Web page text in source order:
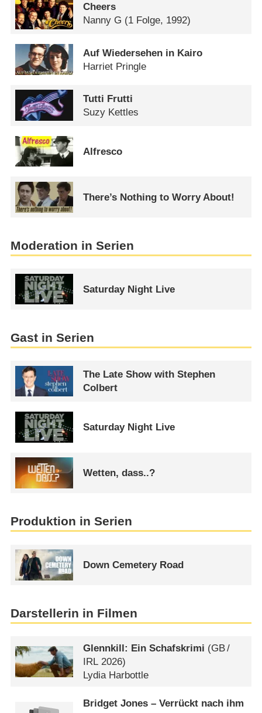
Cheers
Nanny G (1 Folge, 1992)
Auf Wiedersehen in Kairo
Harriet Pringle
Tutti Frutti
Suzy Kettles
Alfresco
There’s Nothing to Worry About!
Moderation in Serien
Saturday Night Live
Gast in Serien
The Late Show with Stephen
Colbert
Saturday Night Live
Wetten, dass..?
Produktion in Serien
Down Cemetery Road
Darstellerin in Filmen
Glennkill: Ein Schafskrimi (GB/
IRL 2026)
Lydia Harbottle
Bridget Jones – Verrückt nach ihm